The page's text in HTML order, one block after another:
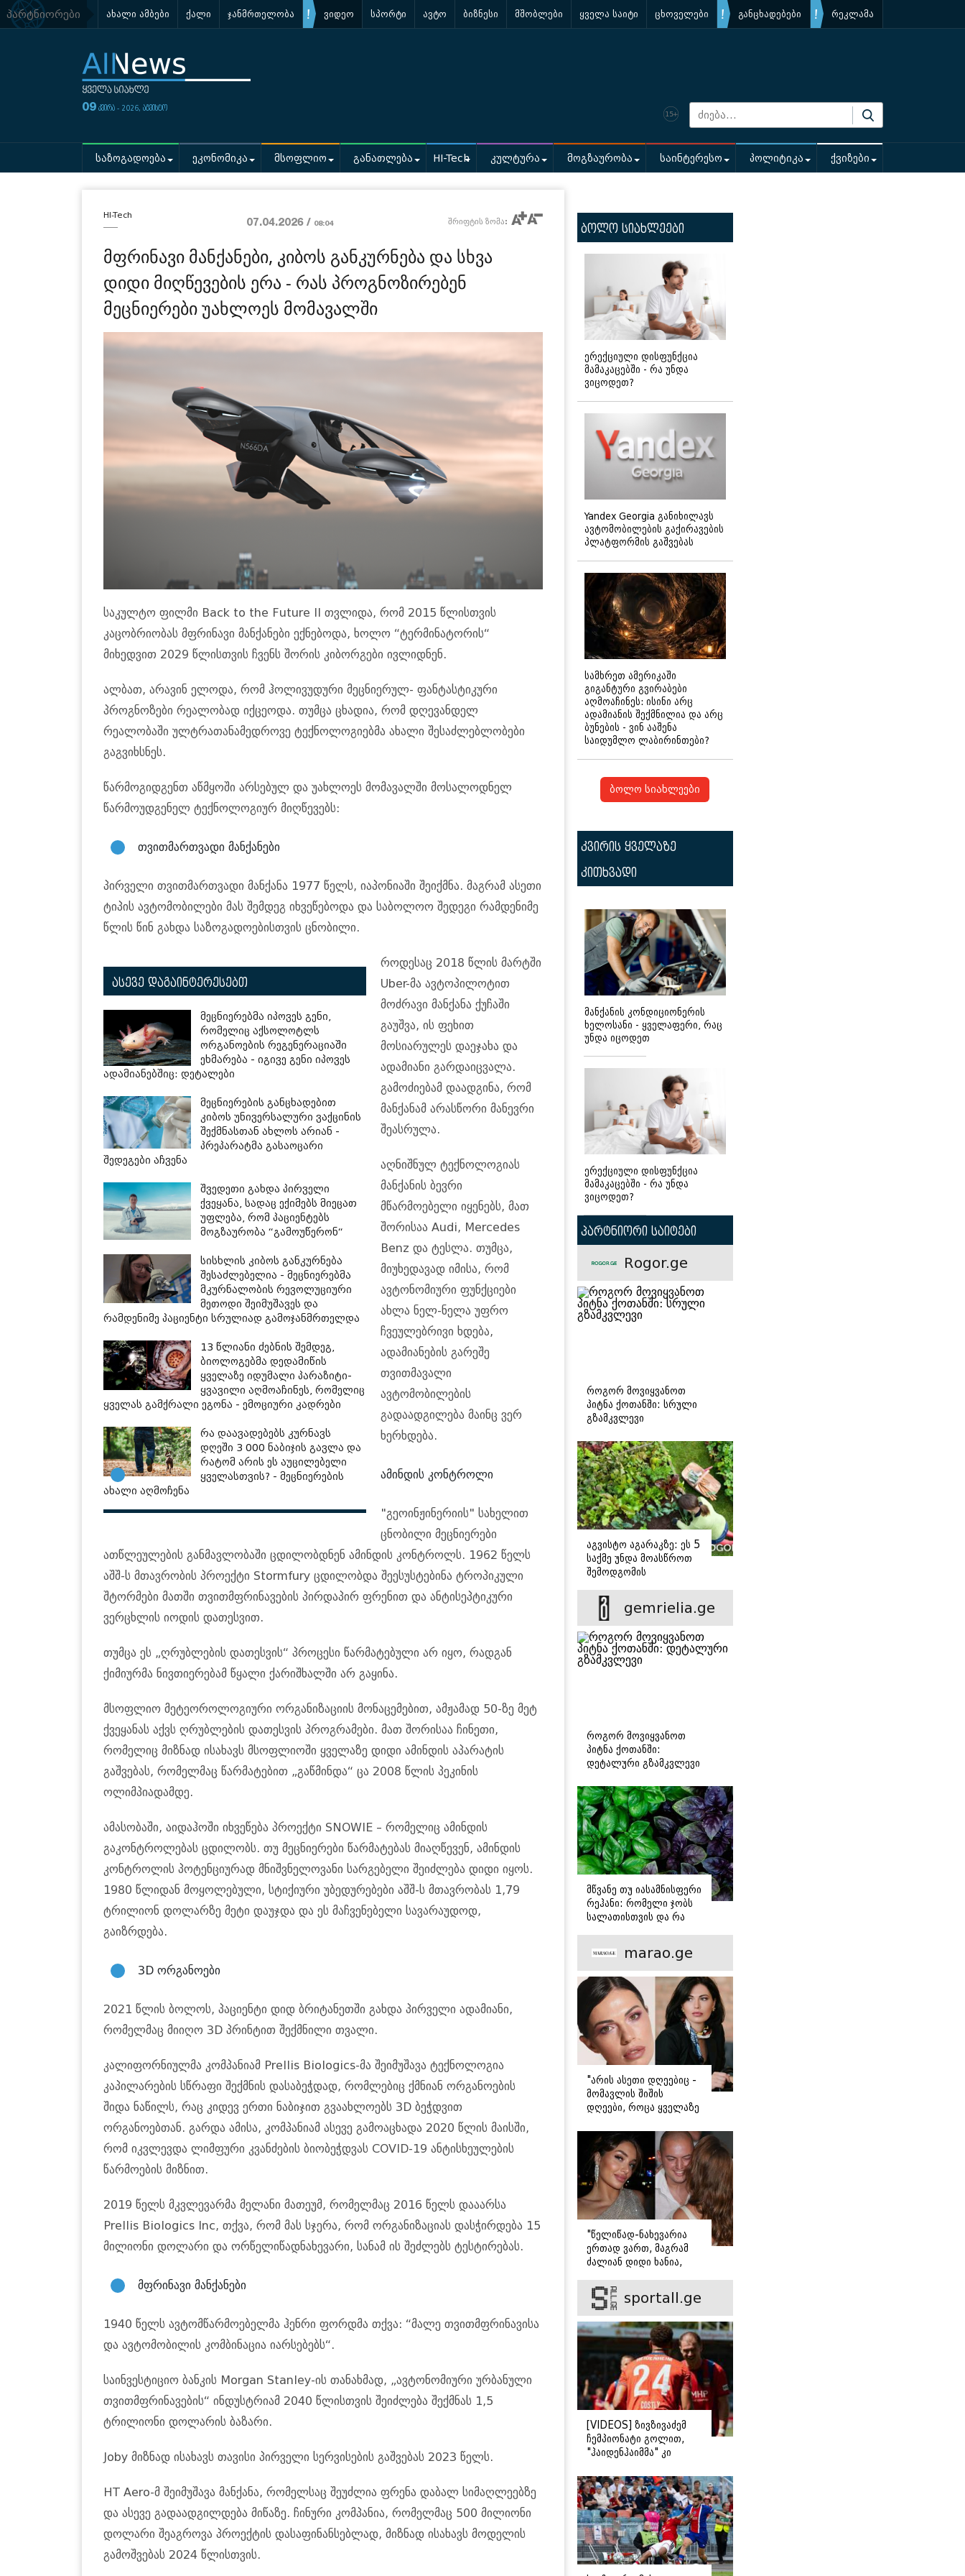
პარტნიორები ახალი ამბები ქალი ჯანმრთელობა ვიდეო სპორტი ავტო ბიზნესი მშობლები ყველა საიტი ცხოველები განცხადებები რეკლამა
09 კვირა - 2026, აგვისტო
საზოგადოება ეკონომიკა მსოფლიო განათლება HI-Tech კულტურა მოგზაურობა საინტერესო პოლიტიკა ქვიზები
HI-Tech
07.04.2026 / 08:04 შრიფტის ზომა:
მფრინავი მანქანები, კიბოს განკურნება და სხვა
დიდი მიღწევების ერა - რას პროგნოზირებენ
მეცნიერები უახლოეს მომავალში
საკულტო ფილმი Back to the Future II თვლიდა, რომ 2015 წლისთვის
კაცობრიობას მფრინავი მანქანები ექნებოდა, ხოლო “ტერმინატორის“
მიხედვით 2029 წლისთვის ჩვენს შორის კიბორგები ივლიდნენ.
ალბათ, არავინ ელოდა, რომ ჰოლივუდური მეცნიერულ- ფანტასტიკური
პროგნოზები რეალობად იქცეოდა. თუმცა ცხადია, რომ დღევანდელ
რეალობაში ულტრათანამედროვე ტექნოლოგიებმა ახალი შესაძლებლობები
გაგვიხსნეს.
წარმოგიდგენთ აწმყოში არსებულ და უახლოეს მომავალში მოსალოდნელ
წარმოუდგენელ ტექნოლოგიურ მიღწევებს:
თვითმართვადი მანქანები
პირველი თვითმართვადი მანქანა 1977 წელს, იაპონიაში შეიქმნა. მაგრამ ასეთი
ტიპის ავტომობილები მას შემდეგ იხვეწებოდა და საბოლოო შედეგი რამდენიმე
წლის წინ გახდა საზოგადოებისთვის ცნობილი.
ასევე დაგაინტერესებთ
მეცნიერებმა იპოვეს გენი,
რომელიც აქსოლოტლს
ორგანოების რეგენერაციაში
ეხმარება - იგივე გენი იპოვეს
ადამიანებშიც: დეტალები
მეცნიერების განცხადებით
კიბოს უნივერსალური ვაქცინის
შექმნასთან ახლოს არიან -
პრეპარატმა გასაოცარი
შედეგები აჩვენა
შვედეთი გახდა პირველი
ქვეყანა, სადაც ექიმებს მიეცათ
უფლება, რომ პაციენტებს
მოგზაურობა “გამოუწერონ“
სისხლის კიბოს განკურნება
შესაძლებელია - მეცნიერებმა
მკურნალობის რევოლუციური
მეთოდი შეიმუშავეს და
რამდენიმე პაციენტი სრულიად გამოჯანმრთელდა
13 წლიანი ძებნის შემდეგ,
ბიოლოგებმა დედამიწის
ყველაზე იდუმალი პარაზიტი-
ყვავილი აღმოაჩინეს, რომელიც
ყველას გამქრალი ეგონა - ემოციური კადრები
რა დაავადებებს კურნავს
დღეში 3 000 ნაბიჯის გავლა და
რატომ არის ეს აუცილებელი
ყველასთვის? - მეცნიერების
ახალი აღმოჩენა
როდესაც 2018 წლის მარტში
Uber-მა ავტოპილოტით
მოძრავი მანქანა ქუჩაში
გაუშვა, ის ფეხით
მოსიარულეს დაეჯახა და
ადამიანი გარდაიცვალა.
გამოძიებამ დაადგინა, რომ
მანქანამ არასწორი მანევრი
შეასრულა.
აღნიშნულ ტექნოლოგიას
მანქანის ბევრი
მწარმოებელი იყენებს, მათ
შორისაა Audi, Mercedes
Benz და ტესლა. თუმცა,
მიუხედავად იმისა, რომ
ავტონომიური ფუნქციები
ახლა ნელ-ნელა უფრო
ჩვეულებრივი ხდება,
ადამიანების გარეშე
თვითმავალი
ავტომობილების
გადაადგილება მაინც ვერ
ხერხდება.
ამინდის კონტროლი
"გეოინჟინერიის" სახელით
ცნობილი მეცნიერები
ათწლეულების განმავლობაში ცდილობდნენ ამინდის კონტროლს. 1962 წელს
აშშ-ს მთავრობის პროექტი Stormfury ცდილობდა შეესუსტებინა ტროპიკული
შტორმები მათში თვითმფრინავების პირდაპირ ფრენით და ანტისეპტიკური
ვერცხლის იოდის დათესვით.
თუმცა ეს „ღრუბლების დათესვის“ პროცესი წარმატებული არ იყო, რადგან
ქიმიურმა ნივთიერებამ წყალი ქარიშხალში არ გაყინა.
მსოფლიო მეტეოროლოგიური ორგანიზაციის მონაცემებით, ამჟამად 50-ზე მეტ
ქვეყანას აქვს ღრუბლების დათესვის პროგრამები. მათ შორისაა ჩინეთი,
რომელიც მიზნად ისახავს მსოფლიოში ყველაზე დიდი ამინდის აპარატის
გაშვებას, რომელმაც წარმატებით „გაწმინდა“ ცა 2008 წლის პეკინის
ოლიმპიადამდე.
ამასობაში, აიდაჰოში იხვეწება პროექტი SNOWIE – რომელიც ამინდის
გაკონტროლებას ცდილობს. თუ მეცნიერები წარმატებას მიაღწევენ, ამინდის
კონტროლის პოტენციურად მნიშვნელოვანი სარგებელი შეიძლება დიდი იყოს.
1980 წლიდან მოყოლებული, სტიქიური უბედურებები აშშ-ს მთავრობას 1,79
ტრილიონ დოლარზე მეტი დაუჯდა და ეს მაჩვენებელი სავარაუდოდ,
გაიზრდება.
3D ორგანოები
2021 წლის ბოლოს, პაციენტი დიდ ბრიტანეთში გახდა პირველი ადამიანი,
რომელმაც მიიღო 3D პრინტით შექმნილი თვალი.
კალიფორნიულმა კომპანიამ Prellis Biologics-მა შეიმუშავა ტექნოლოგია
კაპილარების სწრაფი შექმნის დასაბეჭდად, რომლებიც ქმნიან ორგანოების
შიდა ნაწილს, რაც კიდევ ერთი ნაბიჯით გვაახლოებს 3D ბეჭდვით
ორგანოებთან. გარდა ამისა, კომპანიამ ასევე გამოაცხადა 2020 წლის მაისში,
რომ იკვლევდა ლიმფური კვანძების ბიობეჭდვას COVID-19 ანტისხეულების
წარმოების მიზნით.
2019 წელს მკვლევარმა მელანი მათეუმ, რომელმაც 2016 წელს დააარსა
Prellis Biologics Inc, თქვა, რომ მას სჯერა, რომ ორგანიზაციას დასჭირდება 15
მილიონი დოლარი და ორწელიწადნახევარი, სანამ ის შეძლებს ტესტირებას.
მფრინავი მანქანები
1940 წელს ავტომწარმოებელმა ჰენრი ფორდმა თქვა: “მალე თვითმფრინავისა
და ავტომობილის კომბინაცია იარსებებს“.
საინვესტიციო ბანკის Morgan Stanley-ის თანახმად, „ავტონომიური ურბანული
თვითმფრინავების“ ინდუსტრიამ 2040 წლისთვის შეიძლება შექმნას 1,5
ტრილიონი დოლარის ბაზარი.
Joby მიზნად ისახავს თავისი პირველი სერვისების გაშვებას 2023 წელს.
HT Aero-მ შეიმუშავა მანქანა, რომელსაც შეუძლია ფრენა დაბალ სიმაღლეებზე
და ასევე გადაადგილდება მიწაზე. ჩინური კომპანია, რომელმაც 500 მილიონი
დოლარი შეაგროვა პროექტის დასაფინანსებლად, მიზნად ისახავს მოდელის
გამოშვებას 2024 წლისთვის.
ბოლო სიახლეები
ერექციული დისფუნქცია
მამაკაცებში - რა უნდა
ვიცოდეთ?
Yandex Georgia განიხილავს
ავტომობილების გაქირავების
პლატფორმის გაშვებას
სამხრეთ ამერიკაში
გიგანტური გვირაბები
აღმოაჩინეს: ისინი არც
ადამიანის შექმნილია და არც
ბუნების - ვინ ააშენა
საიდუმლო ლაბირინთები?
ბოლო სიახლეები
კვირის ყველაზე
კითხვადი
მანქანის კონდიციონერის
ხელოსანი - ყველაფერი, რაც
უნდა იცოდეთ
ერექციული დისფუნქცია
მამაკაცებში - რა უნდა
ვიცოდეთ?
პარტნიორი საიტები
Rogor.ge
როგორ მოვიყვანოთ
პიტნა ქოთანში: სრული
გზამკვლევი
აგვისტო აგარაკზე: ეს 5
საქმე უნდა მოასწროთ
შემოდგომის
gemrielia.ge
როგორ მოვიყვანოთ
პიტნა ქოთანში:
დეტალური გზამკვლევი
მწვანე თუ იასამნისფერი
რეჰანი: რომელი ჯობს
სალათისთვის და რა
marao.ge
"არის ასეთი დღეებიც -
მომავლის შიშის
დღეები, როცა ყველაზე
- ირინა ონაშვილის
წერილი
"წელიწად-ნახევარია
ერთად ვართ, მაგრამ
ძალიან დიდი ხანია,
ბარბაქაძის რჩეული და
როგორია მისი
სიყვარულის ამბავი
sportall.ge
[VIDEOS] ზივზივაძემ
ჩემპიონატი გოლით,
"ჰაიდენჰაიმმა" კი